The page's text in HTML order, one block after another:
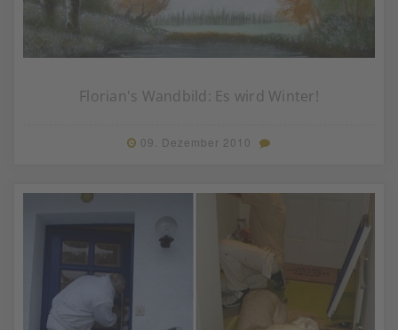
Florian's Wandbild: Es wird Winter!
09. Dezember 2010